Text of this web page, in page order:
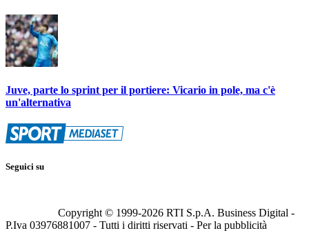
Juve, parte lo sprint per il portiere: Vicario in pole, ma c'è
un'alternativa
Seguici su
Copyright © 1999-2026 RTI S.p.A. Business Digital -
P.Iva 03976881007 - Tutti i diritti riservati - Per la pubblicità